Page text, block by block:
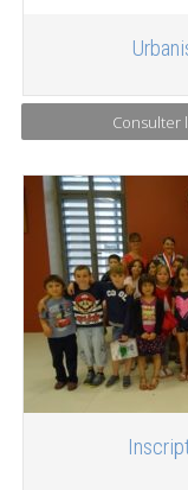
Consulter